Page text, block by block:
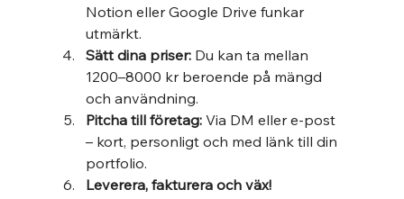
Notion eller Google Drive funkar
utmärkt.
Sätt dina priser: Du kan ta mellan
1200–8000 kr beroende på mängd
och användning.
Pitcha till företag: Via DM eller e-post
– kort, personligt och med länk till din
portfolio.
Leverera, fakturera och väx!